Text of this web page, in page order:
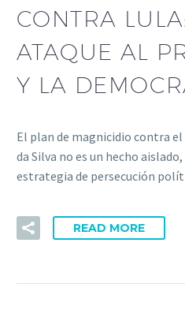
CONTRA
ATAQUE AL
Y LA
El plan de magnicidio contra
da Silva no es un hecho
estrategia de persecución
READ MORE